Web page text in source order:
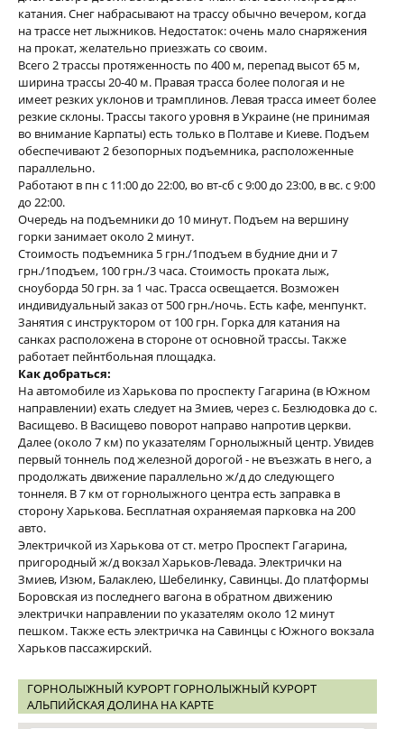
катания. Снег набрасывают на трассу обычно вечером, когда
на трассе нет лыжников. Недостаток: очень мало снаряжения
на прокат, желательно приезжать со своим.
Всего 2 трассы протяженность по 400 м, перепад высот 65 м,
ширина трассы 20-40 м. Правая трасса более пологая и не
имеет резких уклонов и трамплинов. Левая трасса имеет более
резкие склоны. Трассы такого уровня в Украине (не принимая
во внимание Карпаты) есть только в Полтаве и Киеве. Подъем
обеспечивают 2 безопорных подъемника, расположенные
параллельно.
Работают в пн с 11:00 до 22:00, во вт-сб с 9:00 до 23:00, в вс. с 9:00
до 22:00.
Очередь на подъемники до 10 минут. Подъем на вершину
горки занимает около 2 минут.
Стоимость подъемника 5 грн./1подъем в будние дни и 7
грн./1подъем, 100 грн./3 часа. Стоимость проката лыж,
сноуборда 50 грн. за 1 час. Трасса освещается. Возможен
индивидуальный заказ от 500 грн./ночь. Есть кафе, менпункт.
Занятия с инструктором от 100 грн. Горка для катания на
санках расположена в стороне от основной трассы. Также
работает пейнтбольная площадка.
Как добраться:
На автомобиле из Харькова по проспекту Гагарина (в Южном
направлении) ехать следует на Змиев, через с. Безлюдовка до с.
Васищево. В Васищево поворот направо напротив церкви.
Далее (около 7 км) по указателям Горнолыжный центр. Увидев
первый тоннель под железной дорогой - не въезжать в него, а
продолжать движение параллельно ж/д до следующего
тоннеля. В 7 км от горнолыжного центра есть заправка в
сторону Харькова. Бесплатная охраняемая парковка на 200
авто.
Электричкой из Харькова от ст. метро Проспект Гагарина,
пригородный ж/д вокзал Харьков-Левада. Электрички на
Змиев, Изюм, Балаклею, Шебелинку, Савинцы. До платформы
Боровская из последнего вагона в обратном движению
электрички направлении по указателям около 12 минут
пешком. Также есть электричка на Савинцы с Южного вокзала
Харьков пассажирский.
ГОРНОЛЫЖНЫЙ КУРОРТ ГОРНОЛЫЖНЫЙ КУРОРТ
АЛЬПИЙСКАЯ ДОЛИНА НА КАРТЕ